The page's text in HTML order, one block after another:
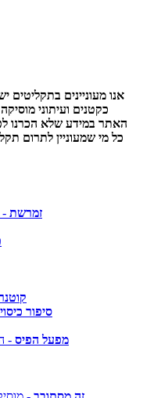
אנו מעוניינים בתקליטים
כקטנים ועיתוני
האתר במידע שלא הכרנו
כל מי שמעוניין לתרום
זמרשת -
סיפור כיסוי
מפעל הפיס -